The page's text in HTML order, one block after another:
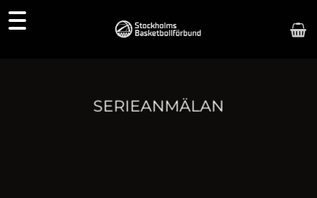
Skip
to
SERIEANMÄLAN